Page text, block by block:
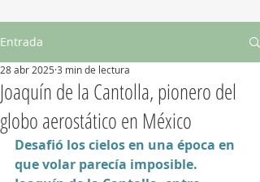
Entrada
Joaquín de la Cantolla, pionero del
globo aerostático en México
28 abr 2025 3 min de lectura
Desafió los cielos en una época en
que volar parecía imposible.